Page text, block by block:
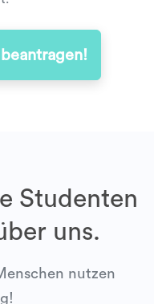
Studenten
uns.
nutzen